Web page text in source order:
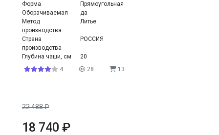
Форма
Прямоугольная
Оборачиваемая
да
Метод
производства
Литье
Страна
производства
РОССИЯ
Глубина чаши, см
20
4
28 13
22 488₽
18 740 ₽